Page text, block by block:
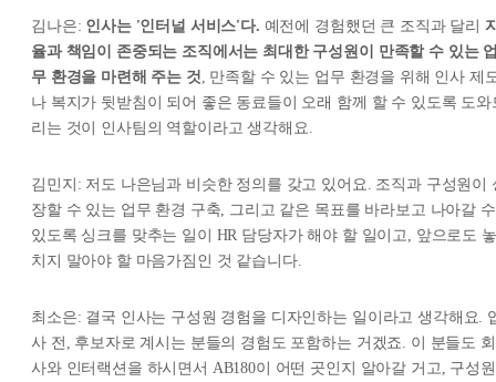
김나은: 인사는 '인터널 서비스'다. 예전에 경험했던 큰 조직과 달리
율과 책임이 존중되는 조직에서는 최대한 구성원이 만족할 수 있는
무 환경을 마련해 주는 것, 만족할 수 있는 업무 환경을 위해 인사 제
나 복지가 뒷받침이 되어 좋은 동료들이 오래 함께 할 수 있도록 도와
리는 것이 인사팀의 역할이라고 생각해요.
김민지: 저도 나은님과 비슷한 정의를 갖고 있어요. 조직과 구성원이
장할 수 있는 업무 환경 구축, 그리고 같은 목표를 바라보고 나아갈 수
있도록 싱크를 맞추는 일이 HR 담당자가 해야 할 일이고, 앞으로도 놓
치지 말아야 할 마음가짐인 것 같습니다.
최소은: 결국 인사는 구성원 경험을 디자인하는 일이라고 생각해요.
사 전, 후보자로 계시는 분들의 경험도 포함하는 거겠죠. 이 분들도 회
사와 인터랙션을 하시면서 AB180이 어떤 곳인지 알아갈 거고, 구성원